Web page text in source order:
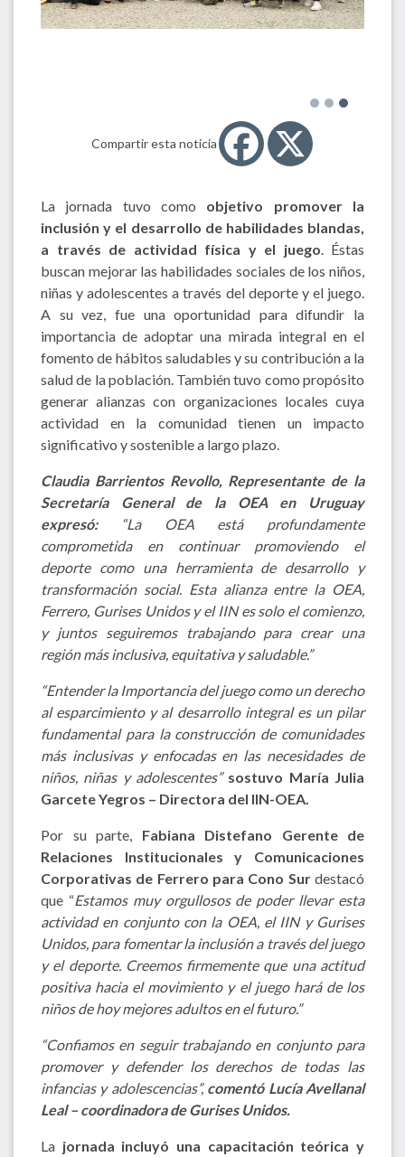
Compartir esta noticia
La jornada tuvo como objetivo promover la
inclusión y el desarrollo de habilidades blandas,
a través de actividad física y el juego. Éstas
buscan mejorar las habilidades sociales de los niños,
niñas y adolescentes a través del deporte y el juego.
A su vez, fue una oportunidad para difundir la
importancia de adoptar una mirada integral en el
fomento de hábitos saludables y su contribución a la
salud de la población. También tuvo como propósito
generar alianzas con organizaciones locales cuya
actividad en la comunidad tienen un impacto
significativo y sostenible a largo plazo.
Claudia Barrientos Revollo, Representante de la
Secretaría General de la OEA en Uruguay
expresó:
“La OEA está profundamente
comprometida en continuar promoviendo el
deporte como una herramienta de desarrollo y
transformación social. Esta alianza entre la OEA,
Ferrero, Gurises Unidos y el IIN es solo el comienzo,
y juntos seguiremos trabajando para crear una
región más inclusiva, equitativa y saludable.”
“Entender la Importancia del juego como un derecho
al esparcimiento y al desarrollo integral es un pilar
fundamental para la construcción de comunidades
más inclusivas y enfocadas en las necesidades de
niños, niñas y adolescentes”sostuvo María Julia
Garcete Yegros – Directora del IIN-OEA.
Por su parte, Fabiana Distefano Gerente de
Relaciones Institucionales y Comunicaciones
Corporativas de Ferrero para Cono Sur destacó
que “Estamos muy orgullosos de poder llevar esta
actividad en conjunto con la OEA, el IIN y Gurises
Unidos, para fomentar la inclusión a través del juego
y el deporte. Creemos firmemente que una actitud
positiva hacia el movimiento y el juego hará de los
niños de hoy mejores adultos en el futuro.”
“Confiamos en seguir trabajando en conjunto para
promover y defender los derechos de todas las
infancias y adolescencias”, comentó Lucía Avellanal
Leal – coordinadora de Gurises Unidos.
La jornada incluyó una capacitación teórica y